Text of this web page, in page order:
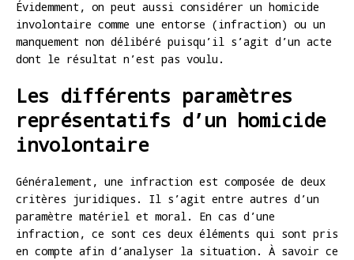
Évidemment, on peut aussi considérer un homicide
involontaire comme une entorse (infraction) ou un
manquement non délibéré puisqu’il s’agit d’un acte
dont le résultat n’est pas voulu.
Les différents paramètres
représentatifs d’un homicide
involontaire
Généralement, une infraction est composée de deux
critères juridiques. Il s’agit entre autres d’un
paramètre matériel et moral. En cas d’une
infraction, ce sont ces deux éléments qui sont pris
en compte afin d’analyser la situation. À savoir ce